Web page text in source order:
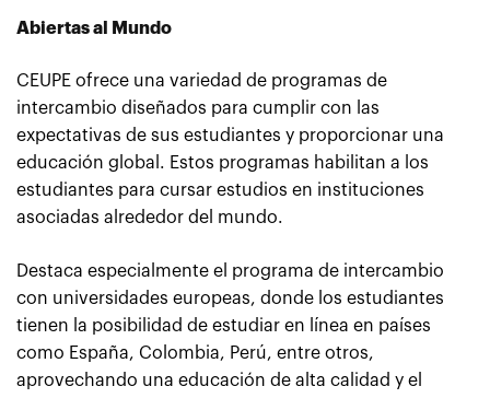
Abiertas al Mundo
CEUPE ofrece una variedad de programas de
intercambio diseñados para cumplir con las
expectativas de sus estudiantes y proporcionar una
educación global. Estos programas habilitan a los
estudiantes para cursar estudios en instituciones
asociadas alrededor del mundo.
Destaca especialmente el programa de intercambio
con universidades europeas, donde los estudiantes
tienen la posibilidad de estudiar en línea en países
como España, Colombia, Perú, entre otros,
aprovechando una educación de alta calidad y el